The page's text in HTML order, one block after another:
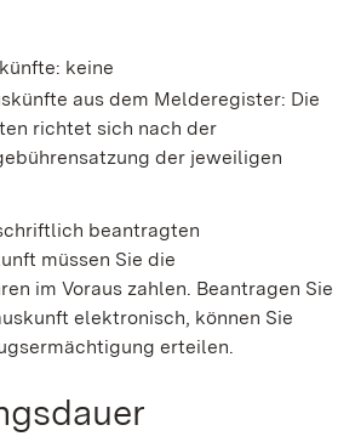
keine
aus dem Melderegister: Die
richtet sich nach der
der jeweiligen
beantragten
müssen Sie die
im Voraus zahlen. Beantragen Sie
elektronisch, können Sie
erteilen.